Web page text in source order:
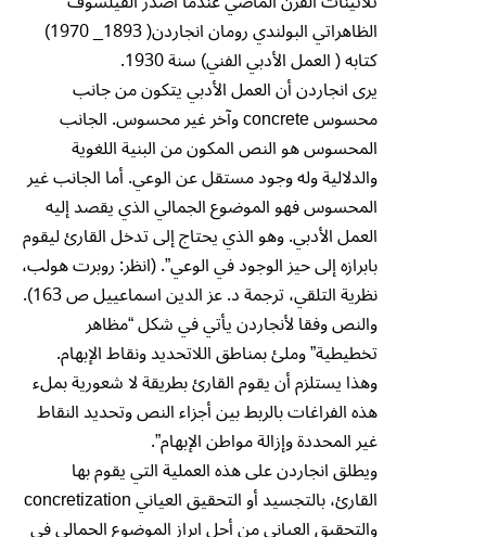
الظاهراتي البولندي رومان انجاردن( 1893_ 1970)
كتابه ( العمل الأدبي الفني) سنة 1930.
يرى انجاردن أن العمل الأدبي يتكون من جانب
محسوس concrete وآخر غير محسوس. الجانب
المحسوس هو النص المكون من البنية اللغوية
والدلالية وله وجود مستقل عن الوعي. أما الجانب غير
المحسوس فهو الموضوع الجمالي الذي يقصد إليه
العمل الأدبي. وهو الذي يحتاج إلى تدخل القارئ ليقوم
بابرازه إلى حيز الوجود في الوعي”. (انظر: روبرت هولب،
نظرية التلقي، ترجمة د. عز الدين اسماعييل ص 163).
والنص وفقا لأنجاردن يأتي في شكل “مظاهر
تخطيطية” وملئ بمناطق اللاتحديد ونقاط الإبهام.
وهذا يستلزم أن يقوم القارئ بطريقة لا شعورية بملء
هذه الفراغات بالربط بين أجزاء النص وتحديد النقاط
غير المحددة وإزالة مواطن الإبهام”.
ويطلق انجاردن على هذه العملية التي يقوم بها
القارئ، بالتجسيد أو التحقيق العياني concretization
والتحقيق العياني من أجل ابراز الموضوع الجمالي في